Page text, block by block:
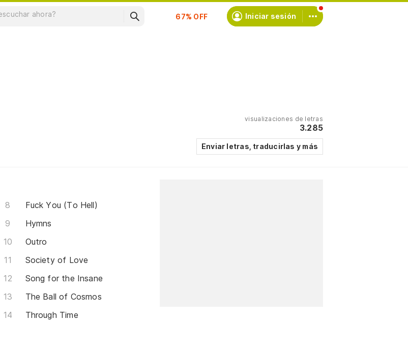
Suscríbete Iniciar sesión
visualizaciones de letras
3.285
Enviar letras, traducirlas y más
Fuck You (To Hell)
Hymns
Outro
Society of Love
Song for the Insane
The Ball of Cosmos
Through Time